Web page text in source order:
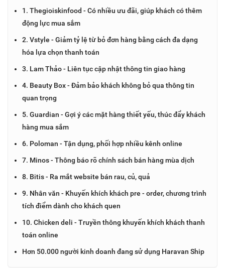
1. Thegioiskinfood - Có nhiều ưu đãi, giúp khách có thêm
động lực mua sắm
2. Vstyle - Giảm tỷ lệ từ bỏ đơn hàng bằng cách đa dạng
hóa lựa chọn thanh toán
3. Lam Thảo - Liên tục cập nhật thông tin giao hàng
4. Beauty Box - Đảm bảo khách không bỏ qua thông tin
quan trọng
5. Guardian - Gợi ý các mặt hàng thiết yếu, thúc đẩy khách
hàng mua sắm
6. Poloman - Tận dụng, phối hợp nhiều kênh online
7. Minos - Thông báo rõ chính sách bán hàng mùa dịch
8. Bitis - Ra mắt website bán rau, củ, quả
9. Nhân văn - Khuyến khích khách pre - order, chương trình
tích điểm dành cho khách quen
10. Chicken deli - Truyền thông khuyến khích khách thanh
toán online
Hơn 50.000 người kinh doanh đang sử dụng Haravan Ship